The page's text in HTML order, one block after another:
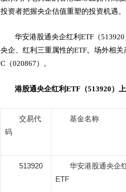
投资者把握央企估值重塑的投资机遇。
华安港股通央企红利ETF（
央企、红利三重属性的ETF。场外相
C（020867）。
港股通央企红利ETF （513920）
交易代
码
基金名称
513920
华安港股通央企
ETF